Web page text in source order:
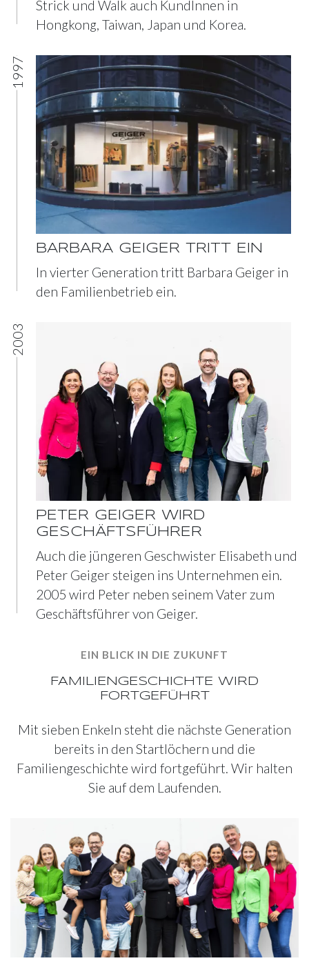
Strick und Walk auch KundInnen in
Hongkong, Taiwan, Japan und Korea.
1997
BARBARA GEIGER TRITT EIN
In vierter Generation tritt Barbara Geiger in
den Familienbetrieb ein.
2003
PETER GEIGER WIRD
GESCHÄFTSFÜHRER
Auch die jüngeren Geschwister Elisabeth und
Peter Geiger steigen ins Unternehmen ein.
2005 wird Peter neben seinem Vater zum
Geschäftsführer von Geiger.
EIN BLICK IN DIE ZUKUNFT
FAMILIENGESCHICHTE WIRD
FORTGEFÜHRT
Mit sieben Enkeln steht die nächste Generation
bereits in den Startlöchern und die
Familiengeschichte wird fortgeführt. Wir halten
Sie auf dem Laufenden.